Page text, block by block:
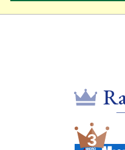
5